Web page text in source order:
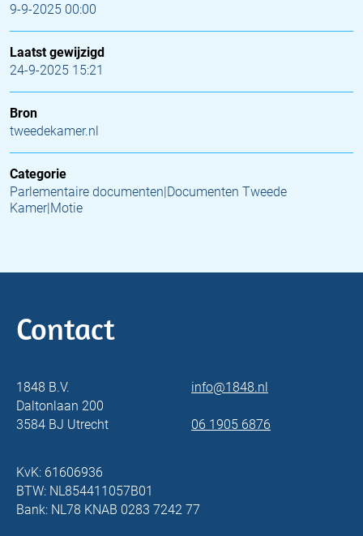
9-9-2025 00:00
Laatst gewijzigd
24-9-2025 15:21
Bron
tweedekamer.nl
Categorie
Parlementaire documenten|Documenten Tweede
Kamer|Motie
Contact
1848 B.V.
Daltonlaan 200
3584 BJ Utrecht
info@1848.nl
06 1905 6876
KvK: 61606936
BTW: NL854411057B01
Bank: NL78 KNAB 0283 7242 77